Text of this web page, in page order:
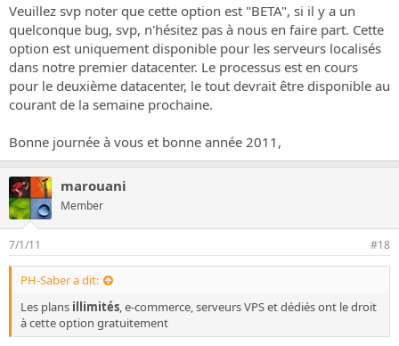
Veuillez svp noter que cette option est "BETA", si il y a un
quelconque bug, svp, n'hésitez pas à nous en faire part. Cette
option est uniquement disponible pour les serveurs localisés
dans notre premier datacenter. Le processus est en cours
pour le deuxième datacenter, le tout devrait être disponible au
courant de la semaine prochaine.
Bonne journée à vous et bonne année 2011,
marouani
Member
7/1/11 #18
PH-Saber a dit:
Les plans illimités, e-commerce, serveurs VPS et dédiés ont le droit
à cette option gratuitement